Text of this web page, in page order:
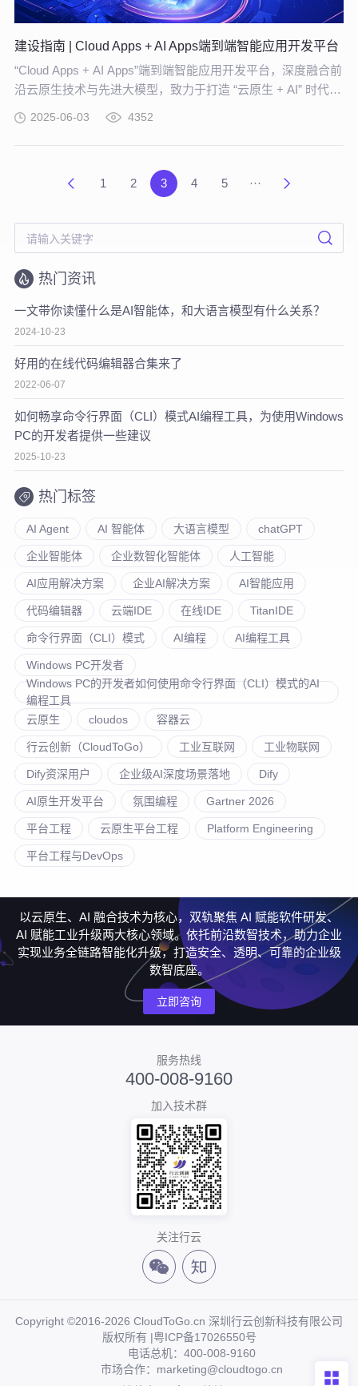
建设指南 | Cloud Apps + AI Apps端到端智能应用开发平台
“Cloud Apps + AI Apps”端到端智能应用开发平台，深度融合前
沿云原生技术与先进大模型，致力于打造 “云原生 + AI” 时代
下，高度适配企业个性化需求、助力企业实现创新突破的专属
平台。
2025-06-03 4352
1 2 3 4 5 ···
热门资讯
一文带你读懂什么是AI智能体，和大语言模型有什么关系？
2024-10-23
好用的在线代码编辑器合集来了
2022-06-07
如何畅享命令行界面（CLI）模式AI编程工具，为使用Windows
PC的开发者提供一些建议
2025-10-23
热门标签
AI Agent AI 智能体 大语言模型 chatGPT
企业智能体 企业数智化智能体 人工智能
AI应用解决方案 企业AI解决方案 AI智能应用
代码编辑器 云端IDE 在线IDE TitanIDE
命令行界面（CLI）模式 AI编程 AI编程工具
Windows PC开发者
Windows PC的开发者如何使用命令行界面（CLI）模式的AI
编程工具
云原生
cloudos 容器云
行云创新（CloudToGo） 工业互联网 工业物联网
Dify资深用户 企业级AI深度场景落地 Dify
AI原生开发平台 氛围编程 Gartner 2026
平台工程 云原生平台工程 Platform Engineering
平台工程与DevOps
以云原生、AI 融合技术为核心，双轨聚焦 AI 赋能软件研发、
AI 赋能工业升级两大核心领域。依托前沿数智技术，助力企业
实现业务全链路智能化升级，打造安全、透明、可靠的企业级
数智底座。
立即咨询
服务热线
400-008-9160
加入技术群
关注行云
Copyright ©2016-2026 CloudToGo.cn 深圳行云创新科技有限公司
版权所有 |粤ICP备17026550号
电话总机：400-008-9160
市场合作：marketing@cloudtogo.cn